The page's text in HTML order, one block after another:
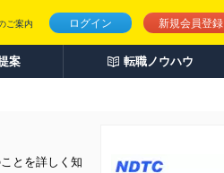
ログイン 新規会員登録
ご案内
案 転職ノウハウ
とを詳しく知